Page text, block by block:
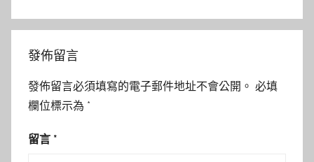
發佈留言
發佈留言必須填寫的電子郵件地址不會公開。 必填
欄位標示為 *
留言 *